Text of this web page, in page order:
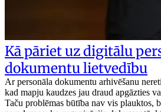
Kā pāriet uz digitālu
dokumentu lietvedību
Ar personāla dokumentu arhivēšanu
kad mapju kaudzes jau draud apgāzties
Taču problēmas būtība nav vis plauktos,